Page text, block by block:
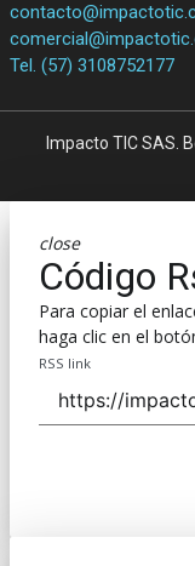
Tel. (57) 3108752177
Impacto TIC SAS.
close
Código
Para copiar el
haga clic en el
RSS link